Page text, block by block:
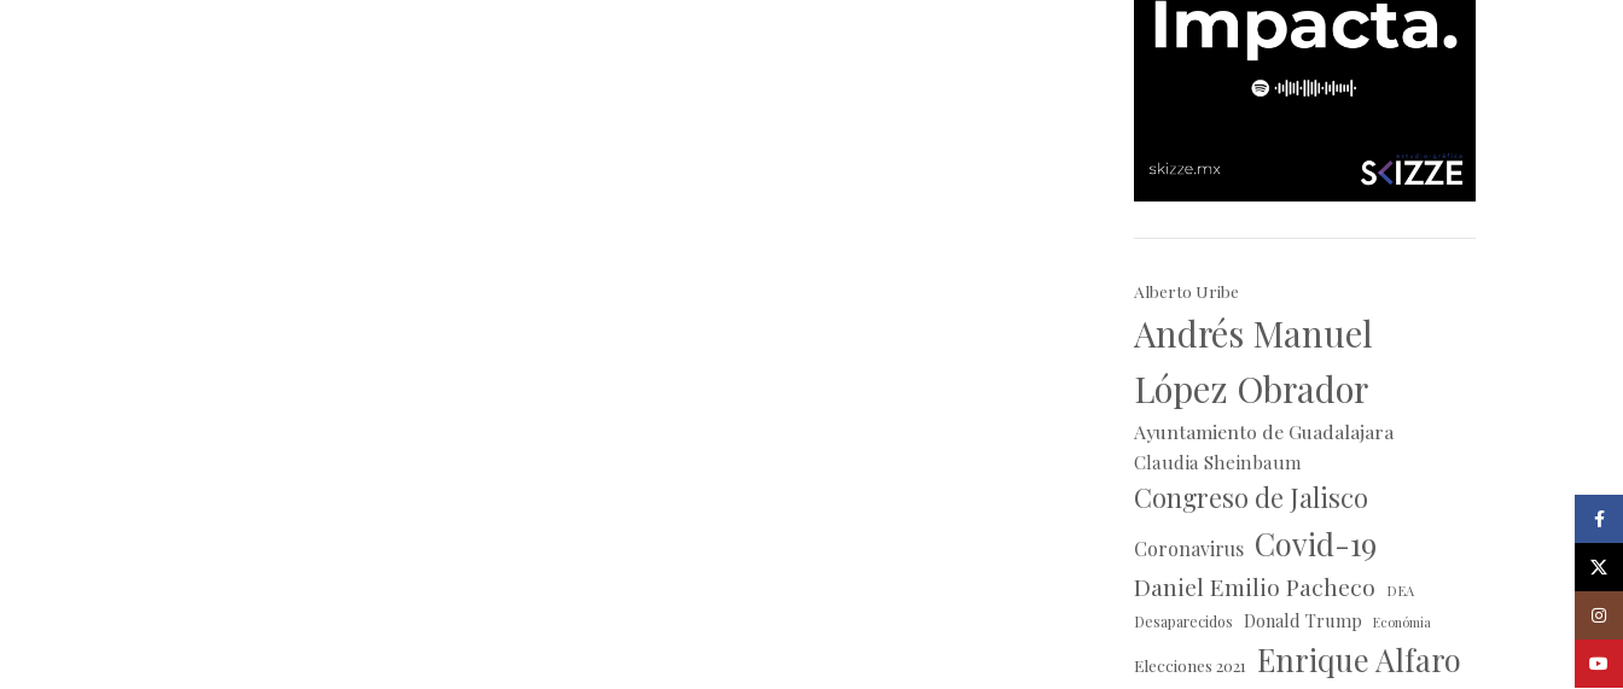
Alberto Uribe
Andrés Manuel
López Obrador
Ayuntamiento de Guadalajara
Claudia Sheinbaum
Congreso de Jalisco
Coronavirus Covid-19
Daniel Emilio Pacheco DEA
Desaparecidos Donald Trump Económia
Elecciones 2021 Enrique Alfaro